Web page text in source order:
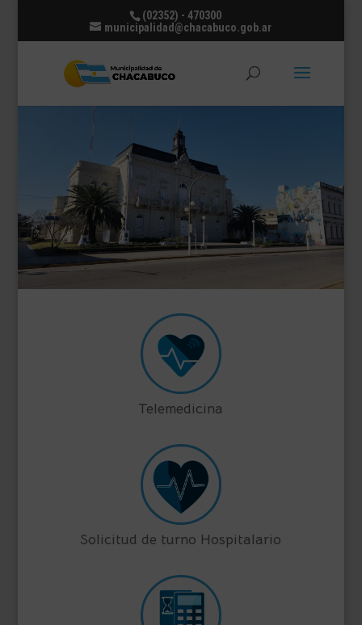
(02352) - 470300
municipalidad@chacabuco.gob.ar
Telemedicina
Solicitud de turno Hospitalario